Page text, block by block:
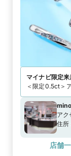
マイナビ限定来
＜限定0.5ct＞
アク
住所
店舗